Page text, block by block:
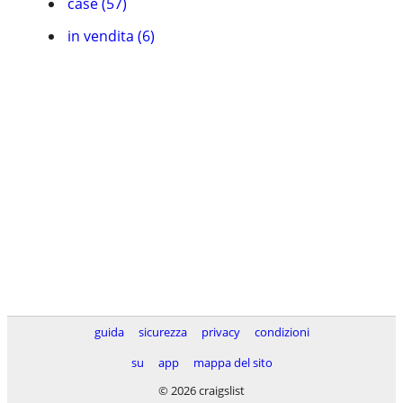
in vendita (6)
guida sicurezza privacy
condizioni
su
app
mappa del sito
© 2026 craigslist